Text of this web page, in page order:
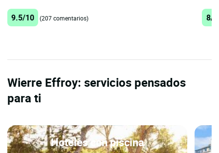
9.5/10 (207 comentarios) 8/
Wierre Effroy: servicios pensados
para ti
Hoteles con piscina